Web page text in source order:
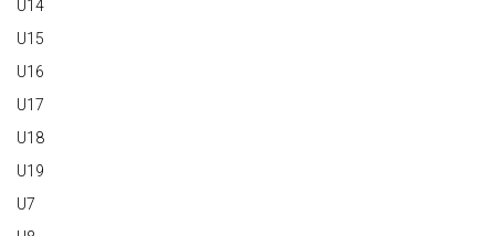
U14
U15
U16
U17
U18
U19
U7